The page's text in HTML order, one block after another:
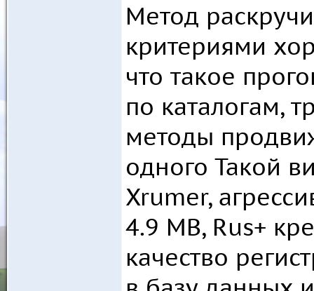
Метод
критериями
что такое
по каталогам,
методы
одного Такой
Xrumer,
4.9 MB, Rus+
качество